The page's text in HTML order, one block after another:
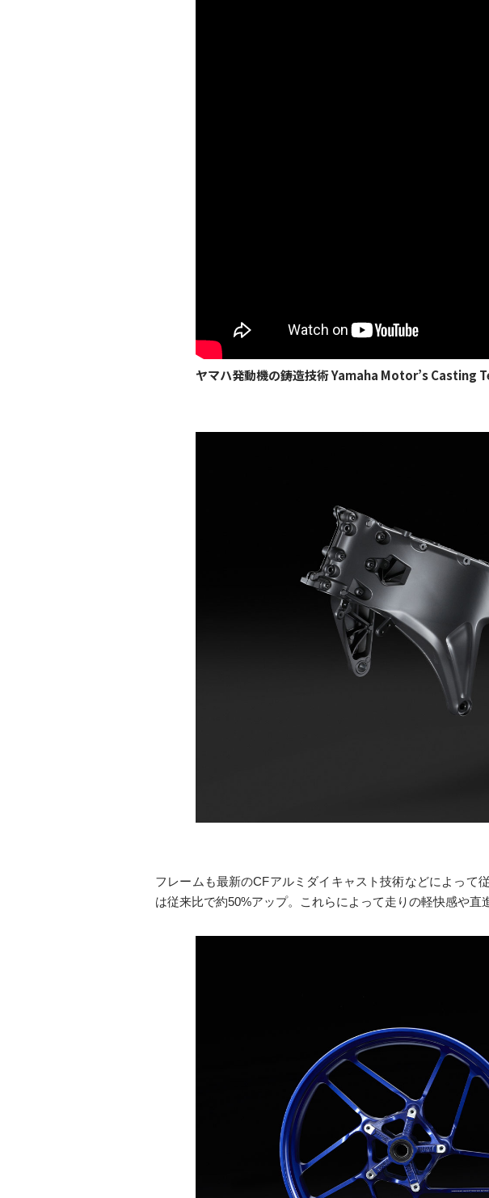
ヤマハ発動機の鋳造技術 Yamaha Motor’s Casting
フレームも最新のCFアルミダイキャスト技術などによって
は従来比で約50%アップ。これらによって走りの軽快感や直